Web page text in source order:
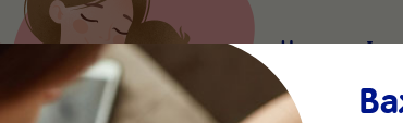
Наш новый